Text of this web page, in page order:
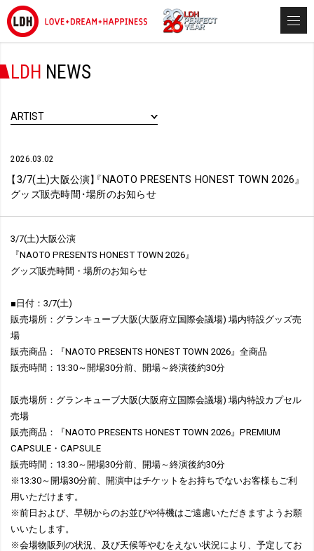
LDH NEWS
ARTIST
2026.03.02
【3/7(土)大阪公演】
『 NAOTO PRESENTS HONEST TOWN 2026』
グッズ販売時間・場所のお知らせ
3/7(土)大阪公演
『NAOTO PRESENTS HONEST TOWN 2026』
グッズ販売時間・場所のお知らせ
■日付：3/7(土)
販売場所：グランキューブ大阪(大阪府立国際会議場) 場内特設グッズ売
場
販売商品：『NAOTO PRESENTS HONEST TOWN 2026』全商品
販売時間：13:30～開場30分前、開場～終演後約30分
販売場所：グランキューブ大阪(大阪府立国際会議場) 場内特設カプセル
売場
販売商品：『NAOTO PRESENTS HONEST TOWN 2026』PREMIUM
CAPSULE・CAPSULE
販売時間：13:30～開場30分前、開場～終演後約30分
※13:30～開場30分前、開演中はチケットをお持ちでないお客様もご利
用いただけます。
※前日および、早朝からのお並びや待機はご遠慮いただきますようお願
いいたします。
※会場物販列の状況、及び天候等やむをえない状況により、予定してお